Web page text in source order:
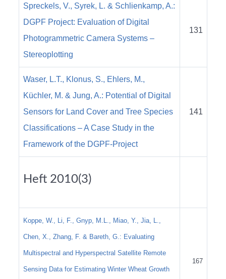
Spreckels, V., Syrek, L. & Schlienkamp, A.:
DGPF Project: Evaluation of Digital
Photogrammetric Camera Systems –
Stereoplotting
131
Waser, L.T., Klonus, S., Ehlers, M.,
Küchler, M. & Jung, A.: Potential of Digital
Sensors for Land Cover and Tree Species
Classifications – A Case Study in the
Framework of the DGPF-Project
141
Heft 2010(3)
Koppe, W., Li, F., Gnyp, M.L., Miao, Y., Jia, L.,
Chen, X., Zhang, F. & Bareth, G.: Evaluating
Multispectral and Hyperspectral Satellite Remote
Sensing Data for Estimating Winter Wheat Growth
167